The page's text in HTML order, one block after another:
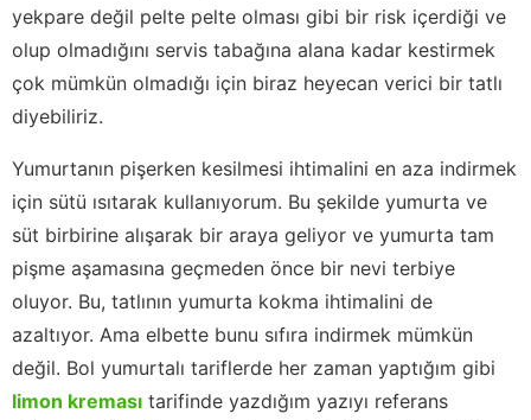
yekpare değil pelte pelte olması gibi bir risk içerdiği ve
olup olmadığını servis tabağına alana kadar kestirmek
çok mümkün olmadığı için biraz heyecan verici bir tatlı
diyebiliriz.
Yumurtanın pişerken kesilmesi ihtimalini en aza indirmek
için sütü ısıtarak kullanıyorum. Bu şekilde yumurta ve
süt birbirine alışarak bir araya geliyor ve yumurta tam
pişme aşamasına geçmeden önce bir nevi terbiye
oluyor. Bu, tatlının yumurta kokma ihtimalini de
azaltıyor. Ama elbette bunu sıfıra indirmek mümkün
değil. Bol yumurtalı tariflerde her zaman yaptığım gibi
limon kreması tarifinde yazdığım yazıyı referans